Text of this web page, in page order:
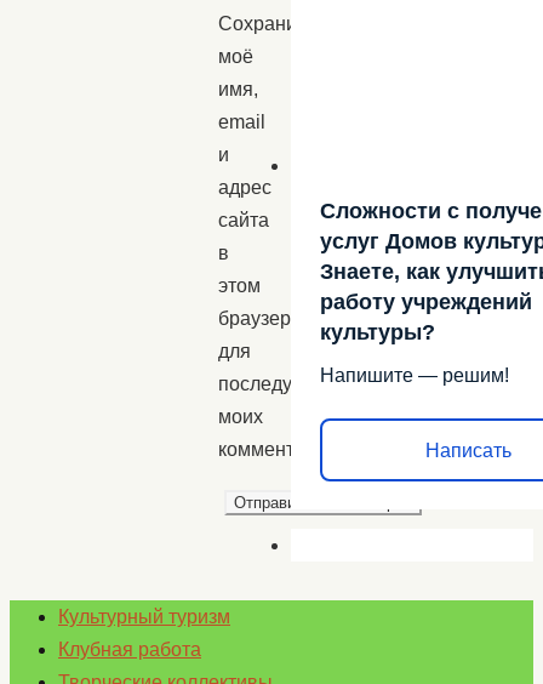
Сохранить
моё
имя,
email
и
адрес
сайта
в
этом
браузере
для
последующих
моих
комментариев.
Сложности с
услуг Домов
Знаете, как
работу учреждений
культуры?
Напишите — решим!
Написать
Культурный туризм
Клубная работа